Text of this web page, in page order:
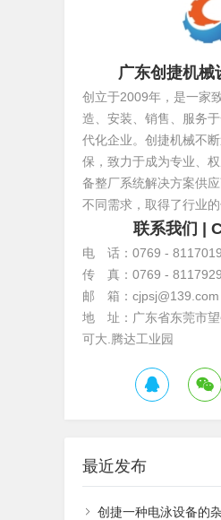
广东创捷机械
创立于2009年，是一家
造、安装、销售、服务
代化企业。创捷机械不
保，致力于成为专业、
备整厂系统解决方案供
不同需求，取得了行业的
联系我们 |
电 话：0769 -
传 真：0769 -
邮 箱：cjpsj@139.com
地 址：广东省东莞市望
可大.腾达工业园
最近发布
创捷一种电泳设备的